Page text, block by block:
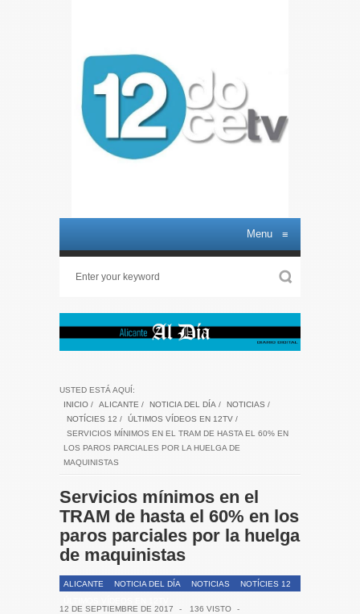
Menu ≡
USTED ESTÁ AQUÍ:
INICIO / ALICANTE / NOTICIA DEL DÍA / NOTICIAS /
NOTÍCIES 12 / ÚLTIMOS VÍDEOS EN 12TV /
SERVICIOS MÍNIMOS EN EL TRAM DE HASTA EL 60% EN
LOS PAROS PARCIALES POR LA HUELGA DE
MAQUINISTAS
Servicios mínimos en el
TRAM de hasta el 60% en los
paros parciales por la huelga
de maquinistas
ALICANTE NOTICIA DEL DÍA NOTICIAS
NOTÍCIES 12
12 DE SEPTIEMBRE DE 2017
- 136 VISTO
-